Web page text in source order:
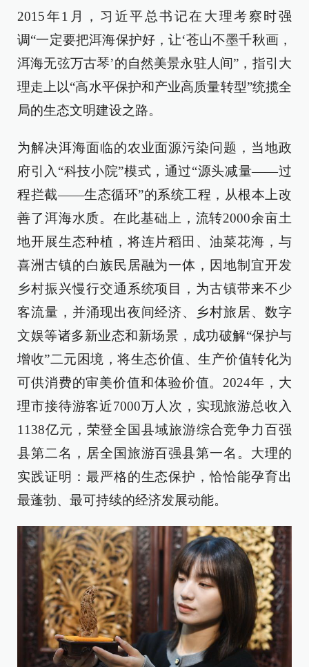
2015年1月，习近平总书记在大理考察时强
调“一定要把洱海保护好，让‘苍山不墨千秋画，
洱海无弦万古琴’的自然美景永驻人间”，指引大
理走上以“高水平保护和产业高质量转型”统揽全
局的生态文明建设之路。
为解决洱海面临的农业面源污染问题，当地政
府引入“科技小院”模式，通过“源头减量——过
程拦截——生态循环”的系统工程，从根本上改
善了洱海水质。在此基础上，流转2000余亩土
地开展生态种植，将连片稻田、油菜花海，与
喜洲古镇的白族民居融为一体，因地制宜开发
乡村振兴慢行交通系统项目，为古镇带来不少
客流量，并涌现出夜间经济、乡村旅居、数字
文娱等诸多新业态和新场景，成功破解“保护与
增收”二元困境，将生态价值、生产价值转化为
可供消费的审美价值和体验价值。2024年，大
理市接待游客近7000万人次，实现旅游总收入
1138亿元，荣登全国县域旅游综合竞争力百强
县第二名，居全国旅游百强县第一名。大理的
实践证明：最严格的生态保护，恰恰能孕育出
最蓬勃、最可持续的经济发展动能。